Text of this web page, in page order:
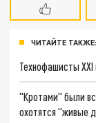
ЧИТАЙТЕ ТАКЖЕ:
Технофашисты XXI
"Кротами" были
охотятся "живые